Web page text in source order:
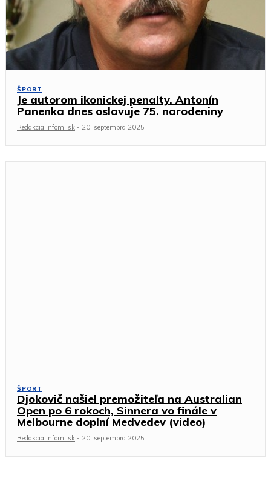
ŠPORT
Je autorom ikonickej penalty. Antonín
Panenka dnes oslavuje 75. narodeniny
Redakcia Infomi.sk - 20. septembra 2025
ŠPORT
Djokovič našiel premožiteľa na Australian
Open po 6 rokoch, Sinnera vo finále v
Melbourne doplní Medvedev (video)
Redakcia Infomi.sk - 20. septembra 2025